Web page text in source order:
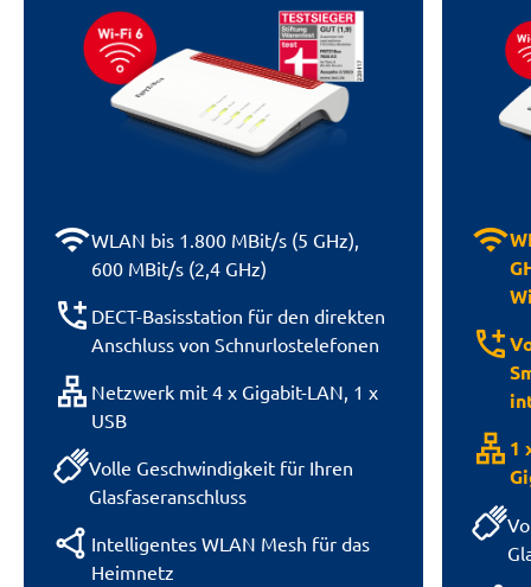
wifiWLAN bis 1.800 MBit/s (5 GHz),
600 MBit/s (2,4 GHz)
add_ic_call DECT-Basisstation für den direkten
Anschluss von Schnurlostelefonen
lan Netzwerk mit 4 x Gigabit-LAN, 1 x
USB
Volle Geschwindigkeit für Ihren
Glasfaseranschluss
Intelligentes WLAN Mesh für das
Heimnetz
wifi
add_ic_call
lan 1